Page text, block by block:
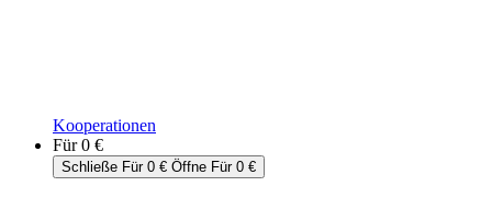
Kooperationen
Für 0 €
Schließe Für 0 € Öffne Für 0 €